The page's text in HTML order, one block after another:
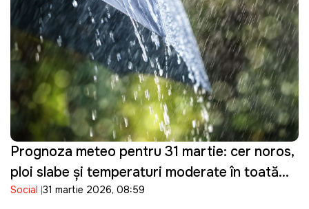
Prognoza meteo pentru 31 martie: cer noros,
ploi slabe și temperaturi moderate în toată
țara
Social 31 martie 2026, 08:59